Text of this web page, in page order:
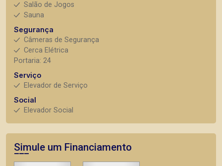
Salão de Jogos
Sauna
Segurança
Câmeras de Segurança
Cerca Elétrica
Portaria: 24
Serviço
Elevador de Serviço
Social
Elevador Social
Simule um Financiamento